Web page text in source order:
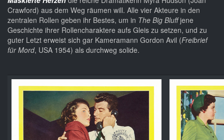
Crawford) aus dem Weg räumen will. Alle vier Akteure in den
zentralen Rollen geben ihr Bestes, um in The Big Bluffjene
Geschichte ihrer Rollencharaktere aufs Gleis zu setzen, und zu
guter Letzt erweist sich gar Kameramann Gordon Avil (Freibrief
für Mord, USA 1954) als durchweg solide.